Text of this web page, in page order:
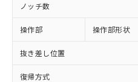
ノッチ数
操作部 操作部形状
抜き差し位置
復帰方式